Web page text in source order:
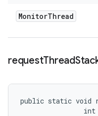
MonitorThread
requestThread
public static void
int